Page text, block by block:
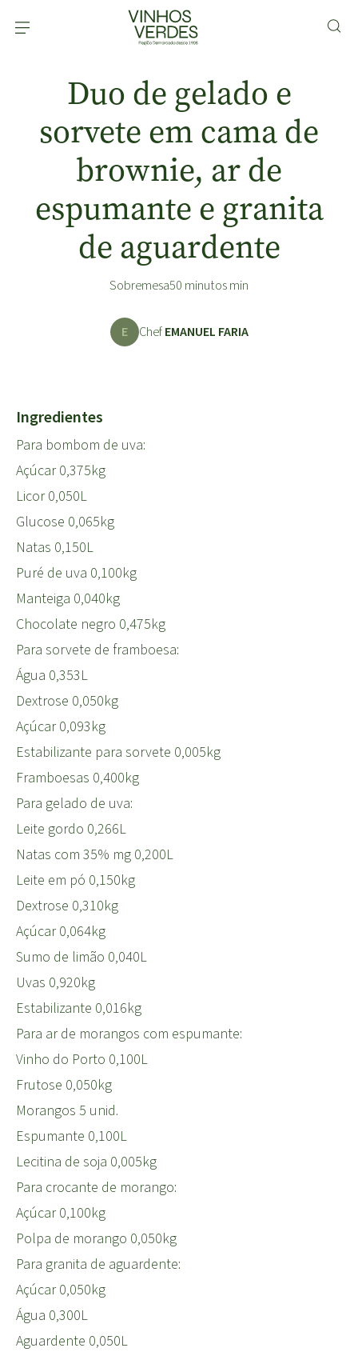
Duo de gelado e
sorvete em cama de
brownie, ar de
espumante e granita
de aguardente
Sobremesa50 minutos min
E ChefEMANUEL FARIA
Ingredientes
Para bombom de uva:
Açúcar 0,375kg
Licor 0,050L
Glucose 0,065kg
Natas 0,150L
Puré de uva 0,100kg
Manteiga 0,040kg
Chocolate negro 0,475kg
Para sorvete de framboesa:
Água 0,353L
Dextrose 0,050kg
Açúcar 0,093kg
Estabilizante para sorvete 0,005kg
Framboesas 0,400kg
Para gelado de uva:
Leite gordo 0,266L
Natas com 35% mg 0,200L
Leite em pó 0,150kg
Dextrose 0,310kg
Açúcar 0,064kg
Sumo de limão 0,040L
Uvas 0,920kg
Estabilizante 0,016kg
Para ar de morangos com espumante:
Vinho do Porto 0,100L
Frutose 0,050kg
Morangos 5 unid.
Espumante 0,100L
Lecitina de soja 0,005kg
Para crocante de morango:
Açúcar 0,100kg
Polpa de morango 0,050kg
Para granita de aguardente:
Açúcar 0,050kg
Água 0,300L
Aguardente 0,050L